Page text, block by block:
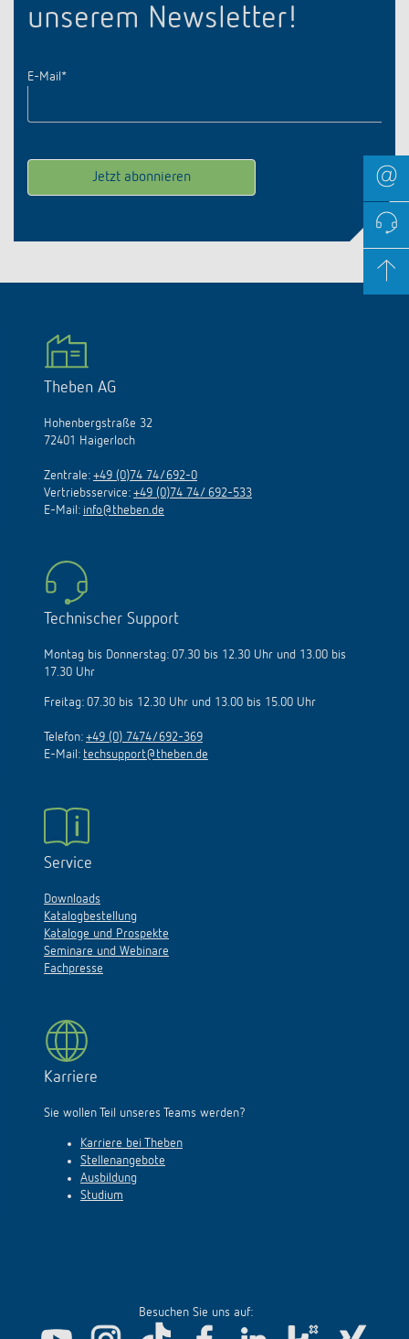
unserem Newsletter!
E-Mail *
Theben AG
Hohenbergstraße 32
72401 Haigerloch
Zentrale: +49 (0)74 74/692-0
Vertriebsservice: +49 (0)74 74/ 692-533
E-Mail: info@theben.de
Technischer Support
Montag bis Donnerstag: 07.30 bis 12.30 Uhr und 13.00 bis
17.30 Uhr
Freitag: 07.30 bis 12.30 Uhr und 13.00 bis 15.00 Uhr
Telefon: +49 (0) 7474/692-369
E-Mail: techsupport@theben.de
Service
Downloads
Katalogbestellung
Kataloge und Prospekte
Seminare und Webinare
Fachpresse
Karriere
Sie wollen Teil unseres Teams werden?
Karriere bei Theben
Stellenangebote
Ausbildung
Studium
Besuchen Sie uns auf: